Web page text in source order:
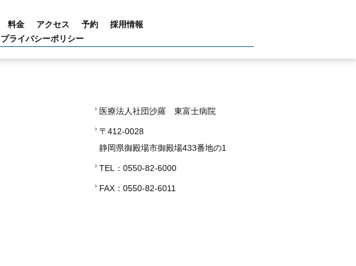
料金 アクセス 予約
採用情報
プライバシーポリシー
医療法人社団沙羅 東富士病院
〒412-0028
静岡県御殿場市御殿場433番地の1
TEL：0550-82-6000
FAX：0550-82-6011